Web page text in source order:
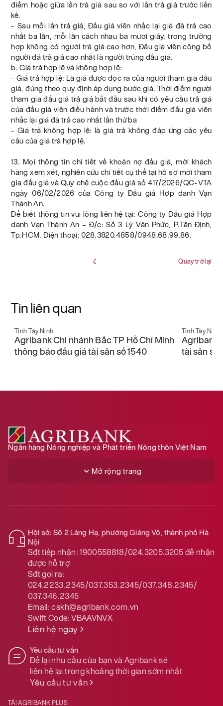
điểm hoặc giữa lần trả giá sau so với lần trả giá trước liền
kề.
- Sau mỗi lần trả giá, Đấu giá viên nhắc lại giá đã trả cao
nhất ba lần, mỗi lần cách nhau ba mươi giây, trong trường
hợp không có người trả giá cao hơn, Đấu giá viên công bố
người đã trả giá cao nhất là người trúng đấu giá.
b. Giá trả hợp lệ và không hợp lệ:
- Giá trả hợp lệ: Là giá được đọc ra của người tham gia đấu
giá, đúng theo quy định áp dụng bước giá. Thời điểm người
tham gia đấu giá trả giá bắt đầu sau khi có yêu cầu trả giá
của đấu giá viên điều hành và trước thời điểm đấu giá viên
nhắc lại giá đã trả cao nhất lần thứ ba
- Giá trả không hợp lệ: là giá trả không đáp ứng các yêu
cầu của giá trả hợp lệ.
13. Mọi thông tin chi tiết về khoản nợ đấu giá, mời khách
hàng xem xét, nghiên cứu chi tiết cụ thể tại hồ sơ mời tham
gia đấu giá và Quy chế cuộc đấu giá số 417/2026/QC-VTA
ngày 06/02/2026 của Công ty Đấu giá Hợp danh Vạn
Thành An.
Để biết thông tin vui lòng liên hệ tại: Công ty Đấu giá Hợp
danh Vạn Thành An – Đ/c: Số 3 Lý Văn Phức, P.Tân Định,
Tp.HCM. Điện thoại: 028.3820.4858/0948.68.99.86.
Quay trở lại
Tin liên quan
Tỉnh Tây Ninh
Agribank Chi nhánh Bắc TP Hồ Chí Minh
thông báo đấu giá tài sản số 1540
Tỉnh Tây Ninh
Agribank
tài sản số
Ngân hàng Nông nghiệp và Phát triển Nông thôn Việt Nam
Mở rộng trang
Hội sở: Số 2 Láng Hạ, phường Giảng Võ, thành phố Hà
Nội
Sđt tiếp nhận: 1900558818/024.3205.3205để nhận
được hỗ trợ
Sđt gọi ra:
024.2233.2345/037.353.2345/037.348.2345/
037.346.2345
Email:cskh@agribank.com.vn
Swift Code:VBAAVNVX
Liên hệ ngay
Yêu cầu tư vấn
Để lại nhu cầu của bạn và Agribank sẽ
liên hệ lại trong khoảng thời gian sớm nhất
Yêu cầu tư vấn
TẢI AGRIBANK PLUS